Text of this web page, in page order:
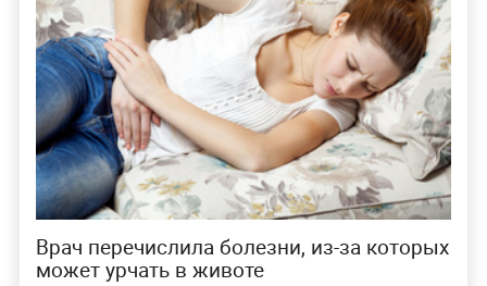
Врач перечислила болезни, из-за которых
может урчать в животе